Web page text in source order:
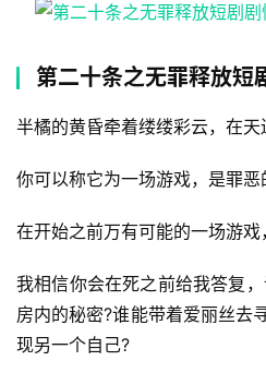
第二十条之无罪释放短
半橘的黄昏牵着缕缕彩云，在天
你可以称它为一场游戏，是罪恶
在开始之前万有可能的一场游
我相信你会在死之前给我答复
房内的秘密?谁能带着爱丽丝去
现另一个自己?